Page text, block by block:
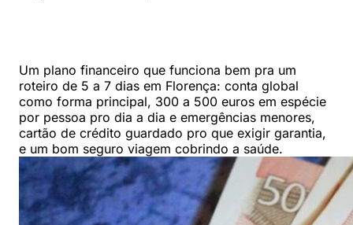
Um plano financeiro que funciona bem pra um
roteiro de 5 a 7 dias em Florença: conta global
como forma principal, 300 a 500 euros em espécie
por pessoa pro dia a dia e emergências menores,
cartão de crédito guardado pro que exigir garantia,
e um bom seguro viagem cobrindo a saúde.